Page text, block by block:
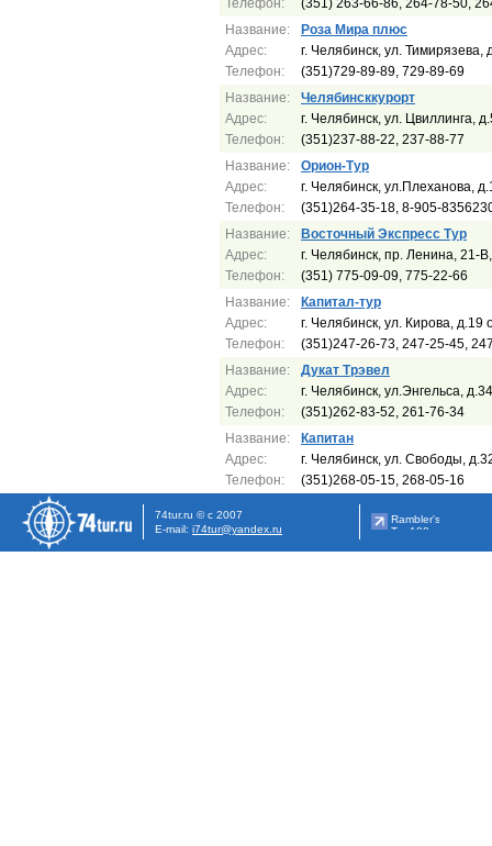
Телефон:
(351) 263-66-86, 264-78-50,
Название:
Адрес:
Телефон:
Роза Мира плюс
г. Челябинск, ул.
(351)729-89-89, 729-89-69
Название:
Адрес:
Телефон:
Челябинсккурорт
г. Челябинск, ул. Цвиллинга,
(351)237-88-22, 237-88-77
Название:
Адрес:
Телефон:
Орион-Тур
г. Челябинск, ул.Плеханова,
(351)264-35-18, 8-905-
Название:
Адрес:
Телефон:
Восточный Экспресс Тур
г. Челябинск, пр. Ленина,
(351) 775-09-09, 775-22-66
Название:
Адрес:
Телефон:
Капитал-тур
г. Челябинск, ул. Кирова, д.19
(351)247-26-73, 247-25-45,
Название:
Адрес:
Телефон:
Дукат Трэвел
г. Челябинск, ул.Энгельса, д.34
(351)262-83-52, 261-76-34
Название:
Адрес:
Телефон:
Капитан
г. Челябинск, ул. Свободы,
(351)268-05-15, 268-05-16
74tur.ru © с 2007
E-mail: i74tur@yandex.ru